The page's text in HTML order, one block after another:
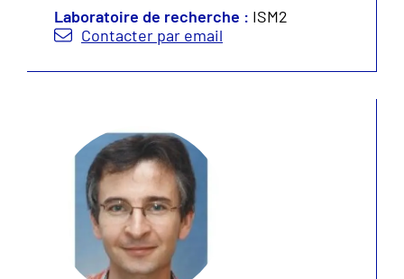
Laboratoire de recherche : ISM2
Contacter par email